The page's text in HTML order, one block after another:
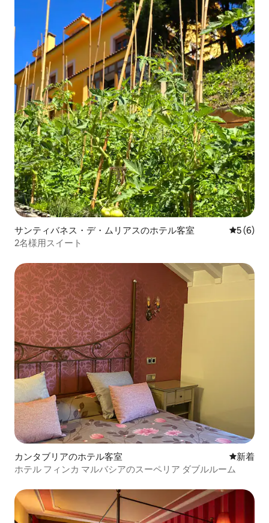
サンティバネス・デ・ムリアスのホテル客室 レビュー
5 (6)
2名様用スイート
カンタブリアのホテル客室 新しい宿
新着
ホテル フィンカ マルバシアのスーペリア ダブルルーム